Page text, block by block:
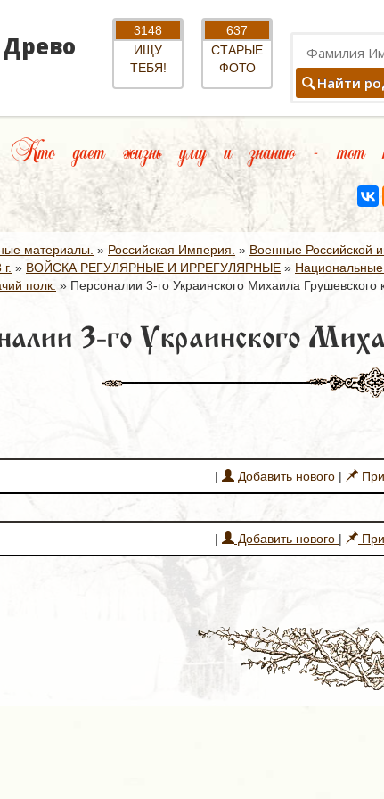
3148
ИЩУ
ТЕБЯ!
637
СТАРЫЕ
ФОТО
Найти
Кто дает жизнь уму и знанию - тот не
материалы. » Российская Империя. » Военные Российской
» ВОЙСКА РЕГУЛЯРНЫЕ И ИРРЕГУЛЯРНЫЕ »
полк. » Персоналии 3-го Украинского Михаила Грушевского
3-го Украинского
| Добавить нового |
| Добавить нового |